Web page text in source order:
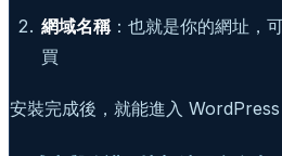
網域名稱：也就是你的網址，
買
安裝完成後，就能進入 WordPress